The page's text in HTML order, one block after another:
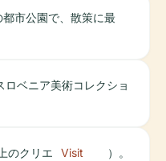
市公園で、散策に最
ロベニア美術コレクショ
のクリエ
Visit
）。